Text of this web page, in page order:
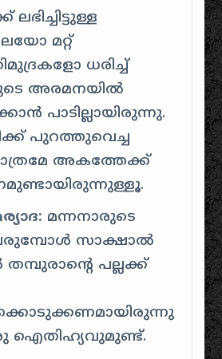
മറ്റ്
ധരിച്ച്
അരമനയിൽ
പാടില്ലായിരുന്നു.
പുറത്തുവെച്ച
അകത്തേക്ക്
മന്നനാരുടെ
സാക്ഷാൽ
പല്ലക്ക്
ഐതിഹ്യവുമുണ്ട്.